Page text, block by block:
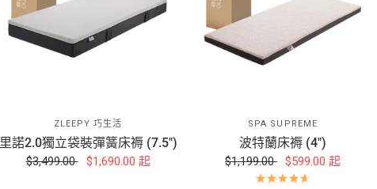
ZLEEPY 巧生活
里諾2.0獨立袋裝彈簧床褥 (7.5")
$3,499.00 $1,690.00 起
SPA SUPREME
波特蘭床褥 (4")
$1,199.00 $599.00 起